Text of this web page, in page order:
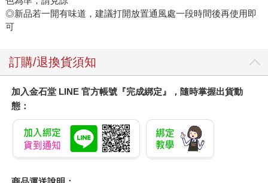
人，歐洲最血腥的宗教
戰爭
備註
◎手工測量，會有些許誤差，±5%屬合理範圍